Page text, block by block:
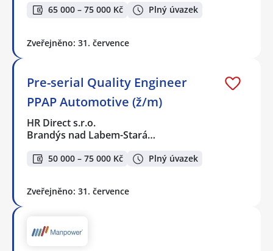
65 000 – 75 000 Kč Plný úvazek
Zveřejněno: 31. července
Pre-serial Quality Engineer
PPAP Automotive (ž/m)
HR Direct s.r.o.
Brandýs nad Labem-Stará…
50 000 – 75 000 Kč Plný úvazek
Zveřejněno: 31. července